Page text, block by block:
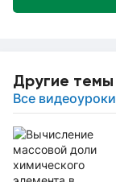
Другие темы
Все видеоуроки